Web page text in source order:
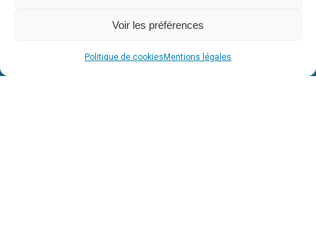
Voir les préférences
Politique de cookies Mentions légales